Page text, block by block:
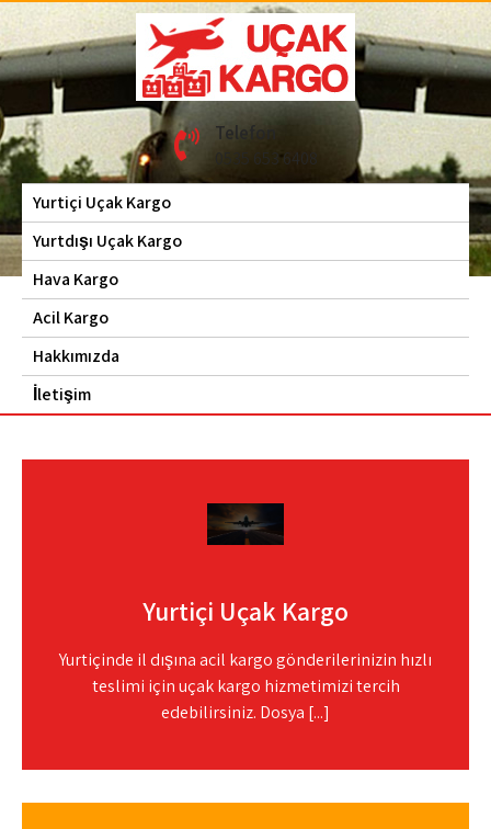
to
content
Hava Kargo | Acil Kargo
| 0535 653 6408
Uçak Kargo Telefon
0535 653 6408
Yurtiçi Uçak Kargo
Yurtdışı Uçak Kargo
Hava Kargo
Acil Kargo
Hakkımızda
İletişim
Yurtiçi Uçak Kargo
Yurtiçinde il dışına acil kargo gönderilerinizin hızlı
teslimi için uçak kargo hizmetimizi tercih
edebilirsiniz. Dosya [...]